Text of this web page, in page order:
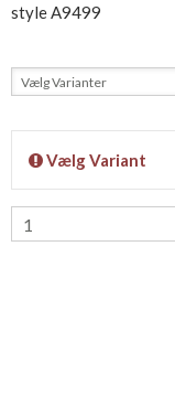
style A9499
Vælg Varianter
Vælg Variant